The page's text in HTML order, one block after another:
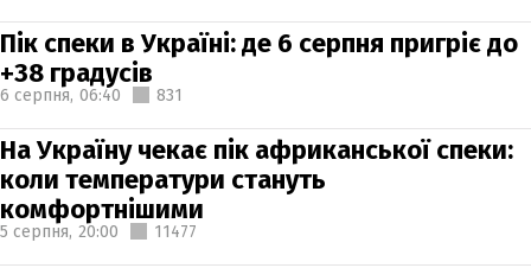
Пік спеки в Україні: де 6 серпня пригріє до
+38 градусів
6 серпня, 06:40 831
На Україну чекає пік африканської спеки:
коли температури стануть
комфортнішими
5 серпня, 20:00 11477